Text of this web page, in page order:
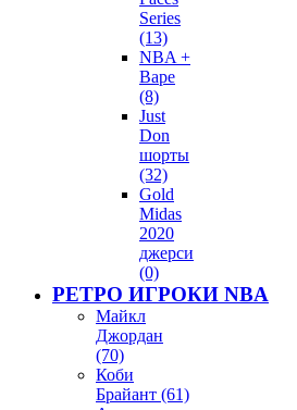
Series
(13)
NBA +
Bape
(8)
Just
Don
шорты
(32)
Gold
Midas
2020
джерси
(0)
РЕТРО ИГРОКИ NBA
Майкл
Джордан
(70)
Коби
Брайант (61)